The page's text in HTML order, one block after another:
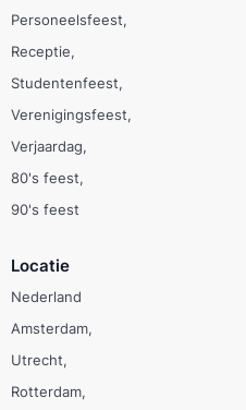
Personeelsfeest
Receptie
Studentenfeest
Verenigingsfeest
Verjaardag
80's feest
90's feest
Locatie
Nederland
Amsterdam
Utrecht
Rotterdam